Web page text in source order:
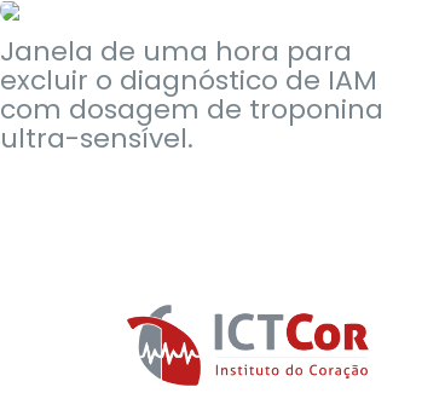
Janela de uma hora para
excluir o diagnóstico de IAM
com dosagem de troponina
ultra-sensível.